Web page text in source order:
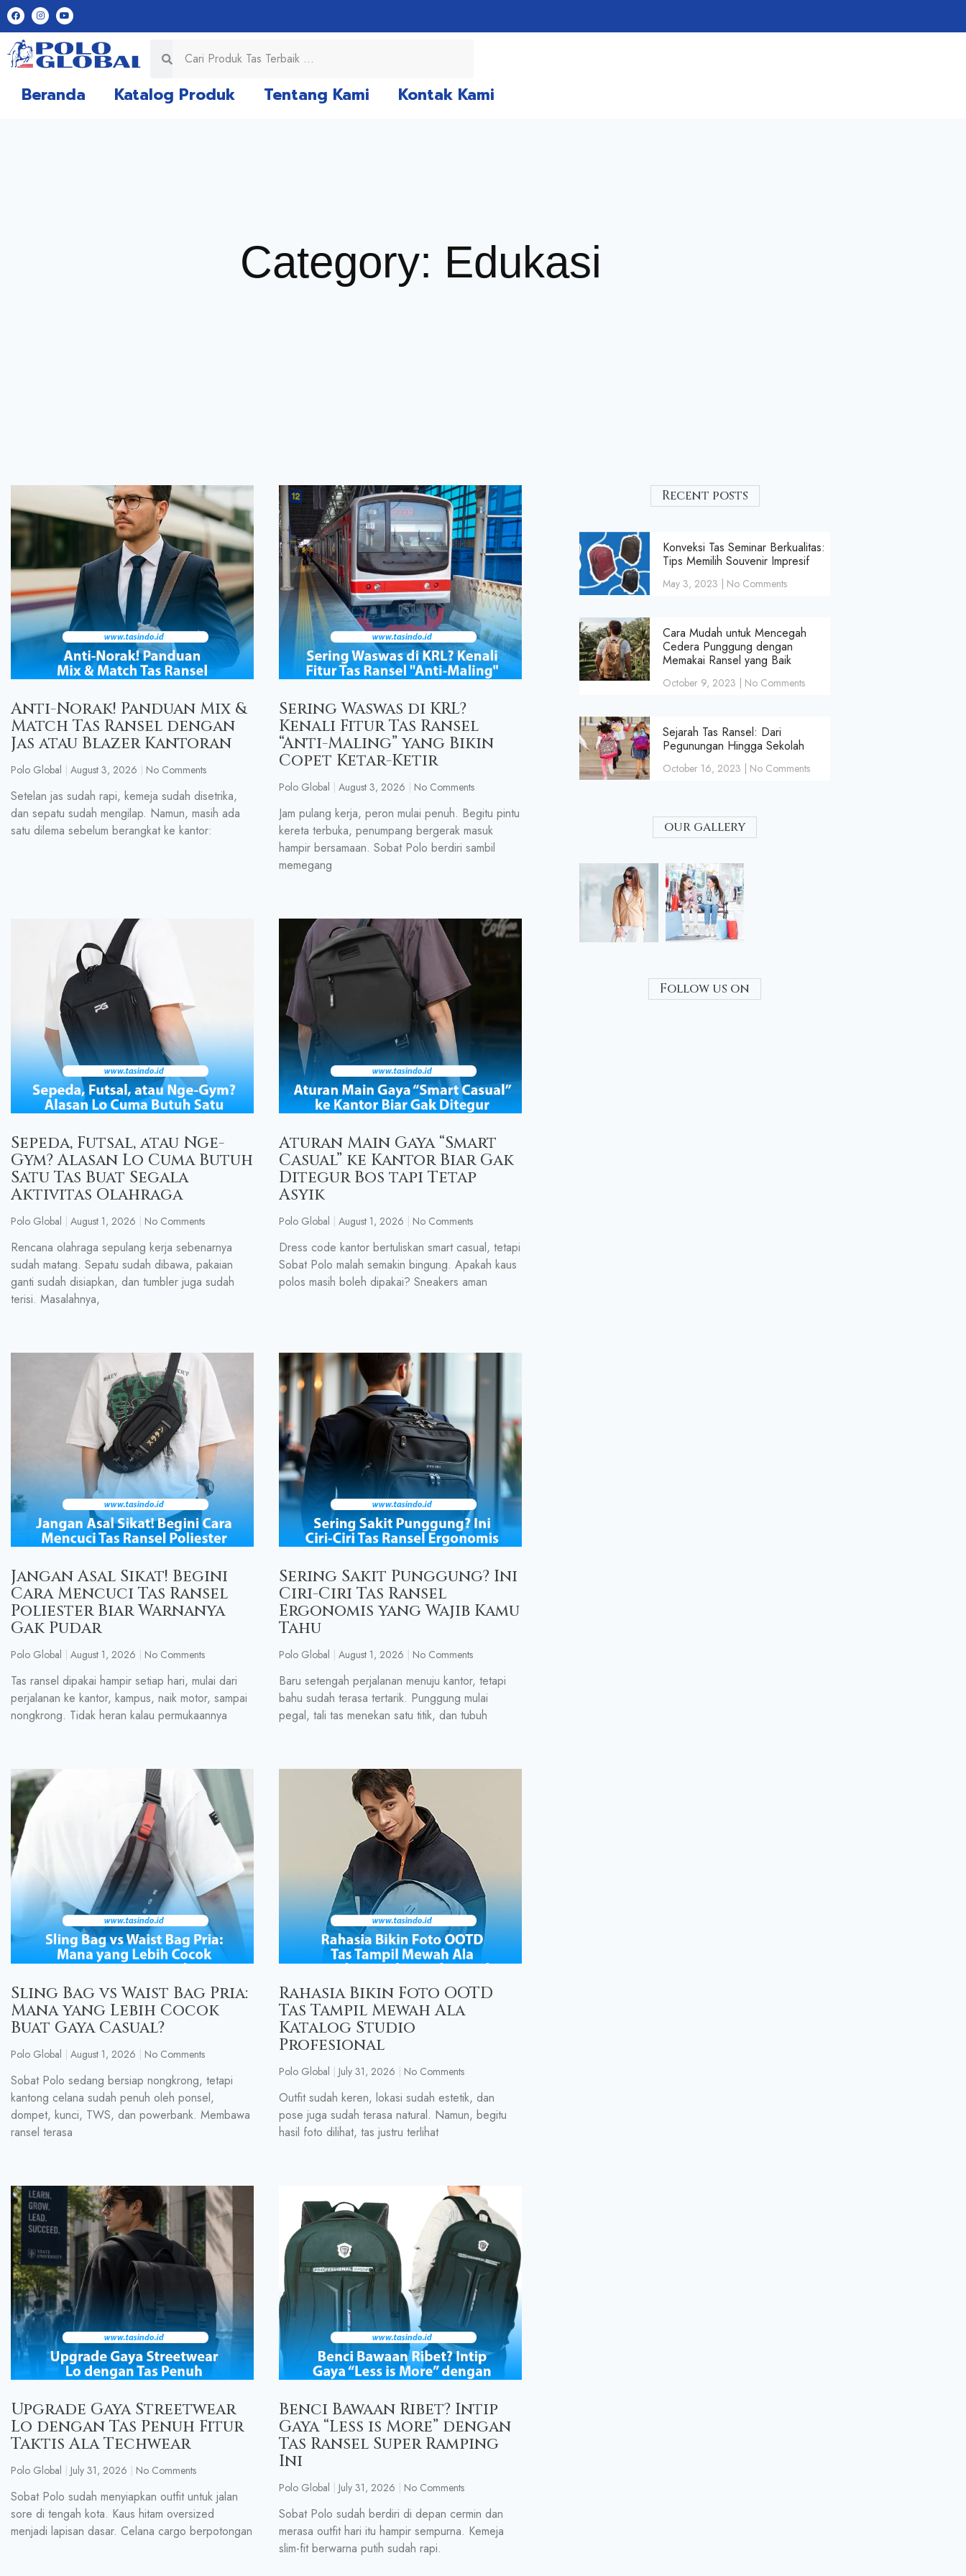
Beranda Katalog Produk Tentang Kami Kontak Kami
Category: Edukasi
Anti-Norak! Panduan Mix &
Match Tas Ransel dengan
Jas atau Blazer Kantoran
Polo Global August 3, 2026 No Comments
Setelan jas sudah rapi, kemeja sudah disetrika,
dan sepatu sudah mengilap. Namun, masih ada
satu dilema sebelum berangkat ke kantor:
Sering Waswas di KRL?
Kenali Fitur Tas Ransel
“Anti-Maling” yang Bikin
Copet Ketar-Ketir
Polo Global August 3, 2026 No Comments
Jam pulang kerja, peron mulai penuh. Begitu pintu
kereta terbuka, penumpang bergerak masuk
hampir bersamaan. Sobat Polo berdiri sambil
memegang
Sepeda, Futsal, atau Nge-
Gym? Alasan Lo Cuma Butuh
Satu Tas Buat Segala
Aktivitas Olahraga
Polo Global August 1, 2026 No Comments
Rencana olahraga sepulang kerja sebenarnya
sudah matang. Sepatu sudah dibawa, pakaian
ganti sudah disiapkan, dan tumbler juga sudah
terisi. Masalahnya,
Aturan Main Gaya “Smart
Casual” ke Kantor Biar Gak
Ditegur Bos tapi Tetap
Asyik
Polo Global August 1, 2026 No Comments
Dress code kantor bertuliskan smart casual, tetapi
Sobat Polo malah semakin bingung. Apakah kaus
polos masih boleh dipakai? Sneakers aman
Jangan Asal Sikat! Begini
Cara Mencuci Tas Ransel
Poliester Biar Warnanya
Gak Pudar
Polo Global August 1, 2026 No Comments
Tas ransel dipakai hampir setiap hari, mulai dari
perjalanan ke kantor, kampus, naik motor, sampai
nongkrong. Tidak heran kalau permukaannya
Sering Sakit Punggung? Ini
Ciri-Ciri Tas Ransel
Ergonomis yang Wajib Kamu
Tahu
Polo Global August 1, 2026 No Comments
Baru setengah perjalanan menuju kantor, tetapi
bahu sudah terasa tertarik. Punggung mulai
pegal, tali tas menekan satu titik, dan tubuh
Sling Bag vs Waist Bag Pria:
Mana yang Lebih Cocok
Buat Gaya Casual?
Polo Global August 1, 2026 No Comments
Sobat Polo sedang bersiap nongkrong, tetapi
kantong celana sudah penuh oleh ponsel,
dompet, kunci, TWS, dan powerbank. Membawa
ransel terasa
Rahasia Bikin Foto OOTD
Tas Tampil Mewah Ala
Katalog Studio
Profesional
Polo Global July 31, 2026 No Comments
Outfit sudah keren, lokasi sudah estetik, dan
pose juga sudah terasa natural. Namun, begitu
hasil foto dilihat, tas justru terlihat
Upgrade Gaya Streetwear
Lo dengan Tas Penuh Fitur
Taktis Ala Techwear
Polo Global July 31, 2026 No Comments
Sobat Polo sudah menyiapkan outfit untuk jalan
sore di tengah kota. Kaus hitam oversized
menjadi lapisan dasar. Celana cargo berpotongan
Benci Bawaan Ribet? Intip
Gaya “Less is More” dengan
Tas Ransel Super Ramping
Ini
Polo Global July 31, 2026 No Comments
Sobat Polo sudah berdiri di depan cermin dan
merasa outfit hari itu hampir sempurna. Kemeja
slim-fit berwarna putih sudah rapi.
Recent posts
Konveksi Tas Seminar Berkualitas:
Tips Memilih Souvenir Impresif
May 3, 2023 No Comments
Cara Mudah untuk Mencegah
Cedera Punggung dengan
Memakai Ransel yang Baik
October 9, 2023 No Comments
Sejarah Tas Ransel: Dari
Pegunungan Hingga Sekolah
October 16, 2023 No Comments
our gallery
Follow us on